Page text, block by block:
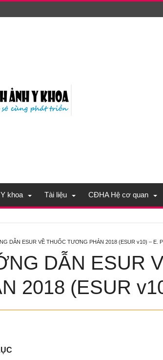
khoa Tài liệu CĐHA Hệ cơ quan
DẪN ESUR VỀ THUỐC TƯƠNG PHẢN 2018 (ESUR v10) – E.
DẪN ESUR
2018 (ESUR